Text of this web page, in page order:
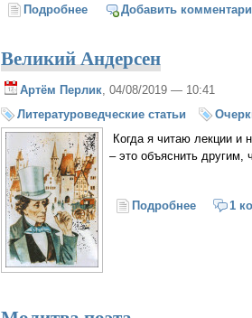
Подробнеео Больше, чем детектив
Добавить
Великий Андерсен
Артём Перлик, 04/08/2019 — 10:41
Литературоведческие статьи
Когда я читаю лекции
– это объяснить другим,
Подробнеео 1